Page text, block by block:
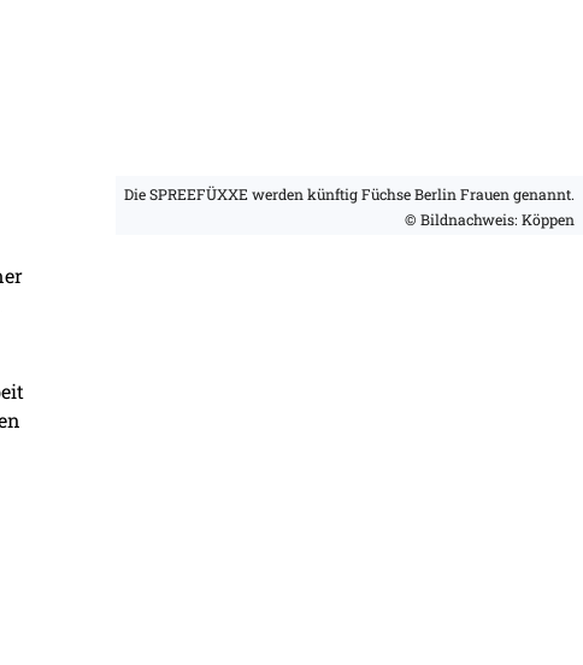
Die SPREEFÜXXE werden künftig Füchse Berlin Frauen genannt.
© Bildnachweis: Köppen